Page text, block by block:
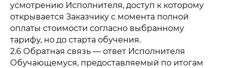
усмотрению Исполнителя, доступ к которому
открывается Заказчику с момента полной
оплаты стоимости согласно выбранному
тарифу, но до старта обучения.
2.6 Обратная связь — ответ Исполнителя
Обучающемуся, предоставляемый по итогам